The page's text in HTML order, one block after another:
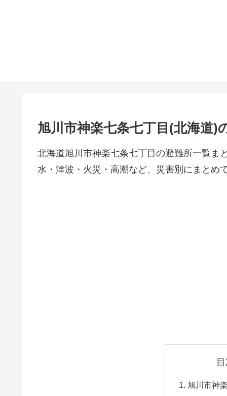
旭川市神楽七条七丁目(北海道)
北海道旭川市神楽七条七丁目の避難所一覧ま
水・津波・火災・高潮など、災害別にまとめ
旭川市神